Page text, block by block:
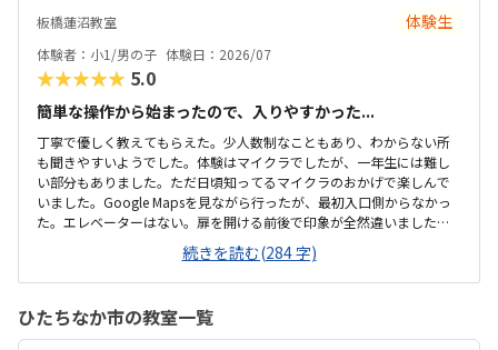
ので、これから良い点が増えてくるのではないかと思います。
板橋蓮沼教室 体験生
体験者：小1/男の子 体験日：2026/07
★★★★★ 5.0
簡単な操作から始まったので、入りやすかった...
丁寧で優しく教えてもらえた。少人数制なこともあり、わからない所
も聞きやすいようでした。体験はマイクラでしたが、一年生には難し
い部分もありました。ただ日頃知ってるマイクラのおかげで楽しんで
いました。Google Mapsを見ながら行ったが、最初入口側からなかっ
た。エレベーターはない。扉を開ける前後で印象が全然違いました。
とても綺麗で、広々としていました。教室内は土足でしたが、全体的
に綺麗でした。プログラミングあるあるですが、やっぱり月2回にして
は高い。他の習い事もしているので悩みどころです。マイクラで遊ん
続きを読む(284 字)
ひたちなか市の教室一覧